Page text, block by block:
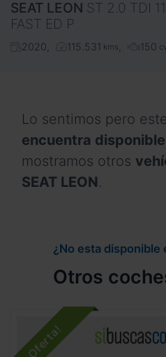
SEAT LEON ST 2.0 TDI
FAST ED P
2020 115.531 kms 150 cv
Lo sentimos pero
encuentra disponible
mostramos otros
SEAT LEON.
¿No esta disponible
Otros